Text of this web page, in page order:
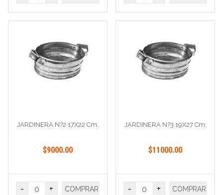
JARDINERA N?2 17X22 Cm.
$9000.00
- + COMPRAR
JARDINERA N?3 19X27 Cm.
$11000.00
- + COMPRAR